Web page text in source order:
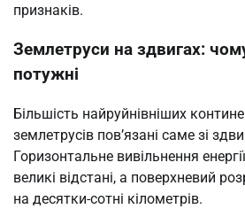
признаків.
Землетруси на здвигах:
потужні
Більшість найруйнівніших
землетрусів пов’язані саме зі
Горизонтальне вивільнення
великі відстані, а поверхневий
на десятки-сотні кілометрів.